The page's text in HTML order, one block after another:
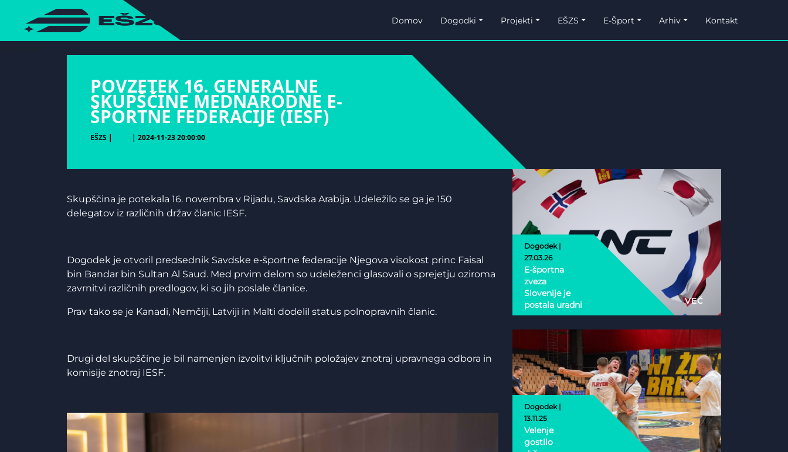
Domov Dogodki Projekti EŠZS E-Šport Arhiv Kontakt
POVZETEK 16. GENERALNE
SKUPŠČINE MEDNARODNE E-
ŠPORTNE FEDERACIJE (IESF)
EŠZS | | 2024-11-23 20:00:00
Skupščina je potekala 16. novembra v Rijadu, Savdska Arabija. Udeležilo se ga je 150
delegatov iz različnih držav članic IESF.
Dogodek je otvoril predsednik Savdske e-športne federacije Njegova visokost princ Faisal
bin Bandar bin Sultan Al Saud. Med prvim delom so udeleženci glasovali o sprejetju oziroma
zavrnitvi različnih predlogov, ki so jih poslale članice.
Prav tako se je Kanadi, Nemčiji, Latviji in Malti dodelil status polnopravnih članic.
Drugi del skupščine je bil namenjen izvolitvi ključnih položajev znotraj upravnega odbora in
komisije znotraj IESF.
Dogodek |
27.03.26
E-športna
zveza
Slovenije je
postala uradni
nacionalni
partner
Esports
Nations Cup
2026
VEČ
Dogodek |
13.11.25
Velenje
gostilo